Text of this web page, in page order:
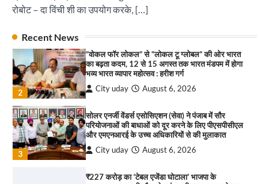
रोबोट – दा विंची शी का उपयोग करके, […]
Recent News
संगीत संध्या 2026’ का आयोजन
2
“वोकल फॉर लोकल” से “लोकल टू ग्लोबल” की ओर भारत
का बढ़ता कदम, 12 से 15 अगस्त तक भारत मंडपम में होगा
भव्य भारत व्यापार महोत्सव : हरीश गर्ग
City uday August 6, 2026
3
सोलर एनर्जी वेंडर्स एसोसिएशन (सेवा) ने पंजाब में सौर
परियोजनाओं की बाधाओं को दूर करने के लिए पीएसपीसीएल
और एमएनआरई के उच्च अधिकारियों से की मुलाकात
City uday August 6, 2026
₹227 करोड़ का ‘टेबल एजेंडा घोटाला’ भाजपा के
2
पारस हेल्थ पंचकूला ने ‘तिरंगा यात्रा 2025’ का हरियाणा से
आयाम
City uday August 13, 2025
3
सरकारी आदर्श उच्च विद्यालय, सैक्टर 34-सी, चण्डीगढ़ में
कार्यक्रम आयोजित
City uday August 6, 2025